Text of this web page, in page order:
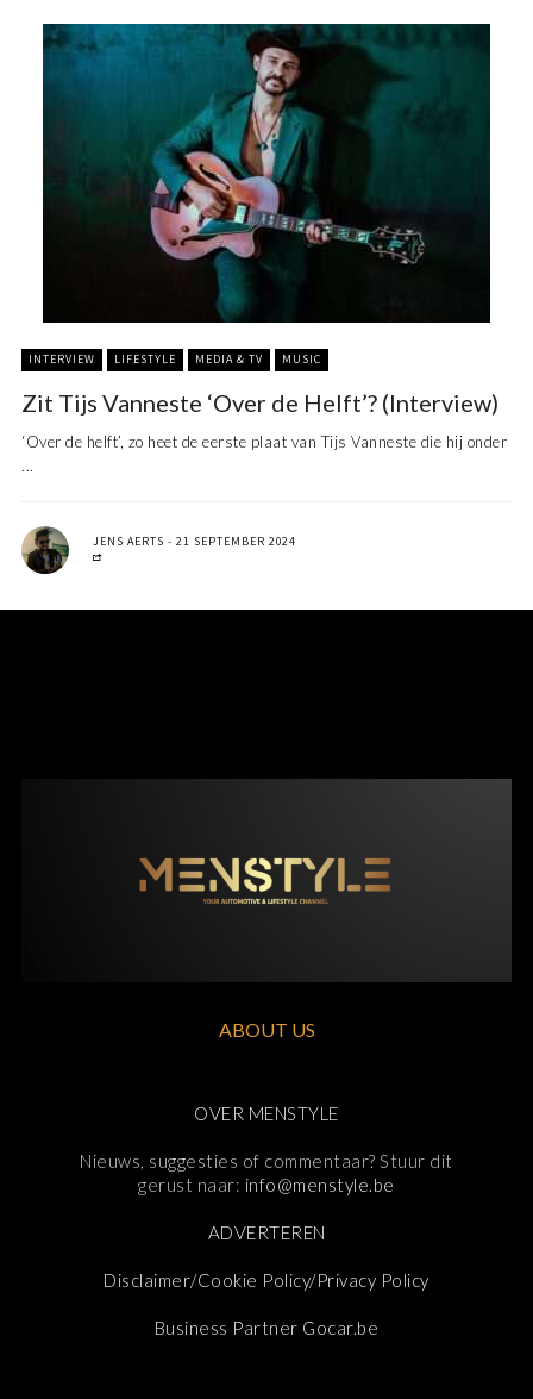
INTERVIEW LIFESTYLE MEDIA & TV MUSIC
Zit Tijs Vanneste ‘Over de Helft’? (Interview)
‘Over de helft’, zo heet de eerste plaat van Tijs Vanneste die hij onder
...
JENS AERTS 21 SEPTEMBER 2024
ABOUT US
OVER MENSTYLE
Nieuws, suggesties of commentaar? Stuur dit
gerust naar: info@menstyle.be
ADVERTEREN
Disclaimer/Cookie Policy/Privacy Policy
Business Partner Gocar.be